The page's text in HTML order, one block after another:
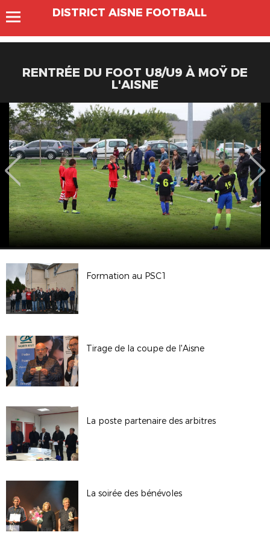
DISTRICT AISNE FOOTBALL
RENTRÉE DU FOOT U8/U9 À MOŸ DE
L'AISNE
Formation au PSC1
Tirage de la coupe de l'Aisne
La poste partenaire des arbitres
La soirée des bénévoles